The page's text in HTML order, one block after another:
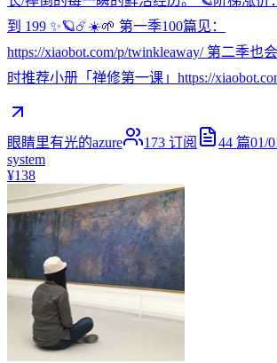
到 199 ✨🪐☄️☀️🌱 第一季100篇见：
https://xiaobot.com/p/twinkleaway/ 第二季也
时推荐小册「禅修第一课」https://
眼睛里有光的azure 173 订阅 44 篇01/
system
¥138